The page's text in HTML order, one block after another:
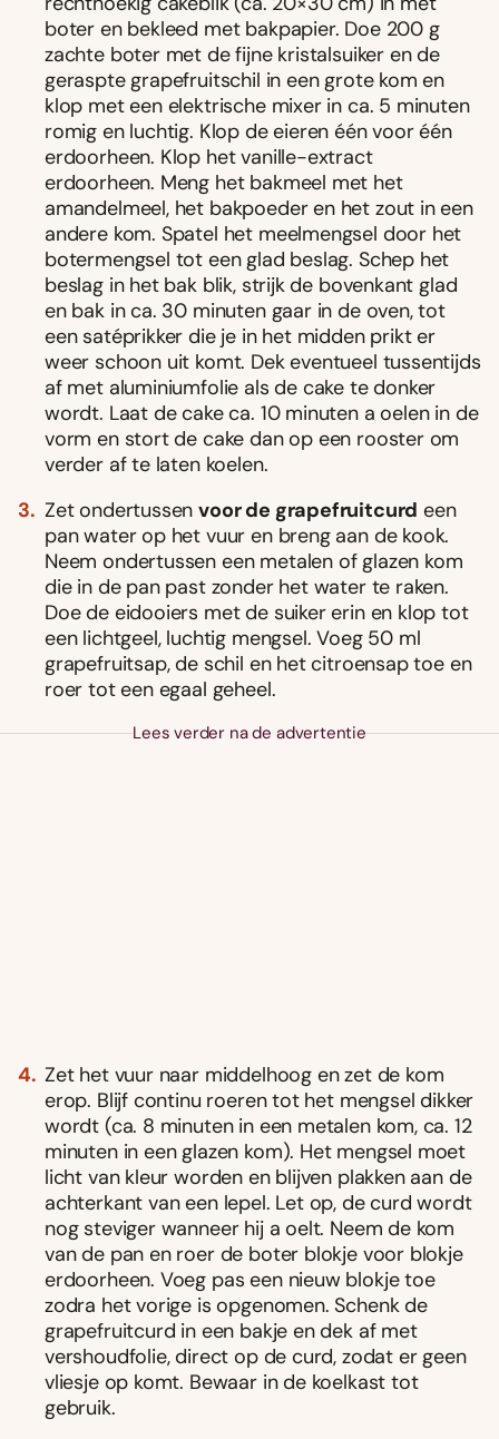
boter en bekleed met bakpapier. Doe 200 g
zachte boter met de fijne kristalsuiker en de
geraspte grapefruitschil in een grote kom en
klop met een elektrische mixer in ca. 5 minuten
romig en luchtig. Klop de eieren één voor één
erdoorheen. Klop het vanille-extract
erdoorheen. Meng het bakmeel met het
amandelmeel, het bakpoeder en het zout in een
andere kom. Spatel het meelmengsel door het
botermengsel tot een glad beslag. Schep het
beslag in het bak blik, strijk de bovenkant glad
en bak in ca. 30 minuten gaar in de oven, tot
een satéprikker die je in het midden prikt er
weer schoon uit komt. Dek eventueel tussentijds
af met aluminiumfolie als de cake te donker
wordt. Laat de cake ca. 10 minuten a oelen in de
vorm en stort de cake dan op een rooster om
verder af te laten koelen.
Zet ondertussenvoor de grapefruitcurd een
pan water op het vuur en breng aan de kook.
Neem ondertussen een metalen of glazen kom
die in de pan past zonder het water te raken.
Doe de eidooiers met de suiker erin en klop tot
een lichtgeel, luchtig mengsel. Voeg 50 ml
grapefruitsap, de schil en het citroensap toe en
roer tot een egaal geheel.
Lees verder na de advertentie
Zet het vuur naar middelhoog en zet de kom
erop. Blijf continu roeren tot het mengsel dikker
wordt (ca. 8 minuten in een metalen kom, ca. 12
minuten in een glazen kom). Het mengsel moet
licht van kleur worden en blijven plakken aan de
achterkant van een lepel. Let op, de curd wordt
nog steviger wanneer hij a oelt. Neem de kom
van de pan en roer de boter blokje voor blokje
erdoorheen. Voeg pas een nieuw blokje toe
zodra het vorige is opgenomen. Schenk de
grapefruitcurd in een bakje en dek af met
vershoudfolie, direct op de curd, zodat er geen
vliesje op komt. Bewaar in de koelkast tot
gebruik.